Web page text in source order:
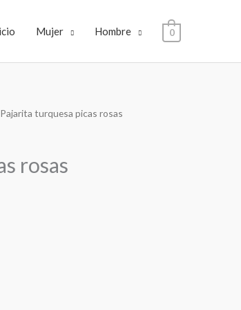
Mujer Hombre 0
turquesa picas rosas
rosas